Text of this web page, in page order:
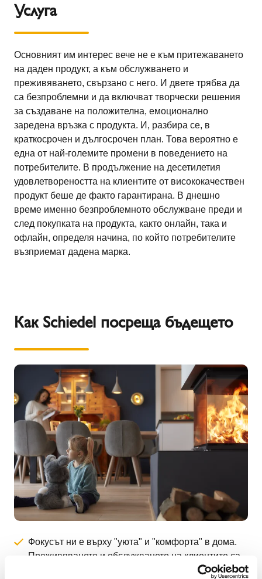
Услуга
Основният им интерес вече не е към притежаването
на даден продукт, а към обслужването и
преживяването, свързано с него. И двете трябва да
са безпроблемни и да включват творчески решения
за създаване на положителна, емоционално
заредена връзка с продукта. И, разбира се, в
краткосрочен и дългосрочен план. Това вероятно е
една от най-големите промени в поведението на
потребителите. В продължение на десетилетия
удовлетвореността на клиентите от висококачествен
продукт беше де факто гарантирана. В днешно
време именно безпроблемното обслужване преди и
след покупката на продукта, както онлайн, така и
офлайн, определя начина, по който потребителите
възприемат дадена марка.
Как Schiedel посреща бъдещето
Фокусът ни е върху "уюта" и "комфорта" в дома.
Преживяването и обслужването на клиентите са